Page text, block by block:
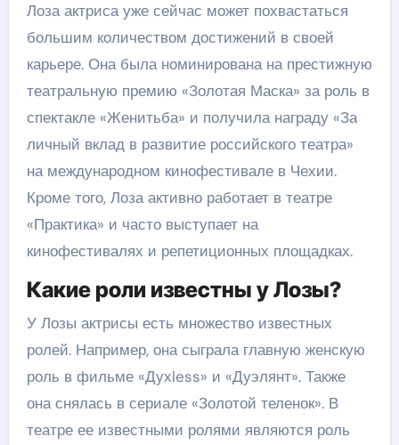
Лоза актриса уже сейчас может похвастаться
большим количеством достижений в своей
карьере. Она была номинирована на престижную
театральную премию «Золотая Маска» за роль в
спектакле «Женитьба» и получила награду «За
личный вклад в развитие российского театра»
на международном кинофестивале в Чехии.
Кроме того, Лоза активно работает в театре
«Практика» и часто выступает на
кинофестивалях и репетиционных площадках.
Какие роли известны у Лозы?
У Лозы актрисы есть множество известных
ролей. Например, она сыграла главную женскую
роль в фильме «Духless» и «Дуэлянт». Также
она снялась в сериале «Золотой теленок». В
театре ее известными ролями являются роль